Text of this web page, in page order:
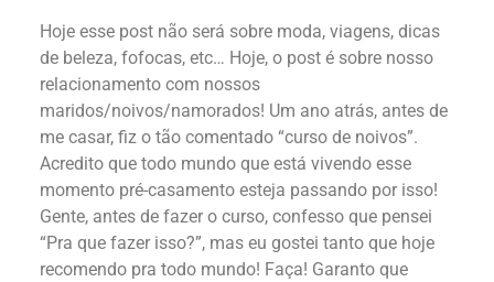
Hoje esse post não será sobre moda, viagens, dicas
de beleza, fofocas, etc… Hoje, o post é sobre nosso
relacionamento com nossos
maridos/noivos/namorados! Um ano atrás, antes de
me casar, fiz o tão comentado “curso de noivos”.
Acredito que todo mundo que está vivendo esse
momento pré-casamento esteja passando por isso!
Gente, antes de fazer o curso, confesso que pensei
“Pra que fazer isso?”, mas eu gostei tanto que hoje
recomendo pra todo mundo! Faça! Garanto que